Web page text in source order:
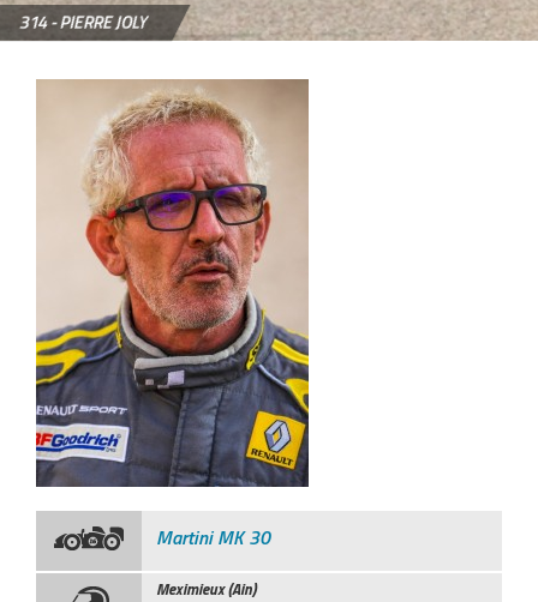
314 -PIERRE JOLY
Martini MK 30
Meximieux (Ain)